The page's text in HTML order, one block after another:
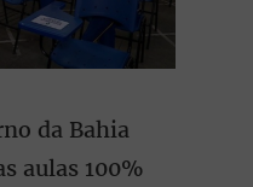
da Bahia
aulas 100%